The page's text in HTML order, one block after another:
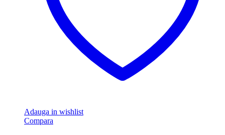
Adauga in wishlist
Compara